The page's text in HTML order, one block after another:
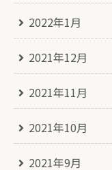
2022年1月
2021年12月
2021年11月
2021年10月
2021年9月